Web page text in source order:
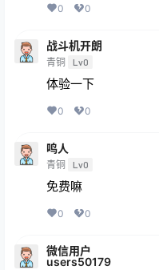
0 0
战斗机开朗
青铜 Lv0
体验一下
0 0
鸣人
青铜 Lv0
免费嘛
0 0
微信用户
users50179